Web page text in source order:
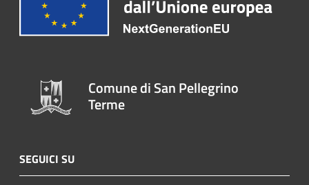
Comune di San Pellegrino
Terme
SEGUICI SU